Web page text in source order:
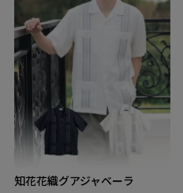
再入荷商品
アウトレット
サイズから探す
レーベルから探す
知花花織グアジャベーラ